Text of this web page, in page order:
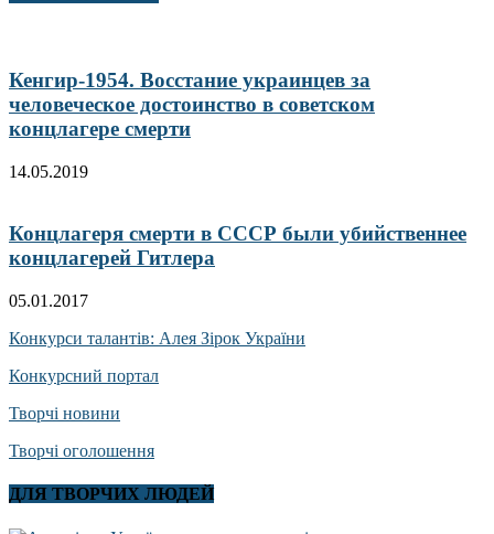
Кенгир-1954. Восстание украинцев за
человеческое достоинство в советском
концлагере смерти
14.05.2019
Концлагеря смерти в СССР были убийственнее
концлагерей Гитлера
05.01.2017
Конкурси талантів: Алея Зірок України
Конкурсний портал
Творчі новини
Творчі оголошення
ДЛЯ ТВОРЧИХ ЛЮДЕЙ